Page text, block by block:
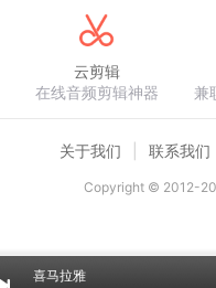
喜马拉雅
云剪辑
在线音频剪辑神器
兼
关于我们 联系我们
Copyright © 2012-